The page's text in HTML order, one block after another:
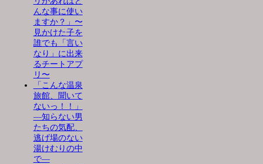
んな事に使い
ますか？」〜
見かけた子を
誰でも「言い
なり」に出来
るチートアプ
リ〜
「こんな温泉
旅館、聞いて
ないっ！！」
―知らない男
たちの気配、
逃げ場のない
湯けむりの中
で―